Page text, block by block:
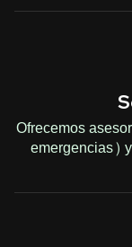
Ofrecemos
emergencias)